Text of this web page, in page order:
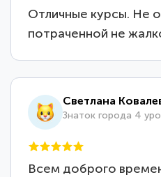
Отличные курсы. Не
потраченной не
Светлана
Знаток города 4
Всем доброго